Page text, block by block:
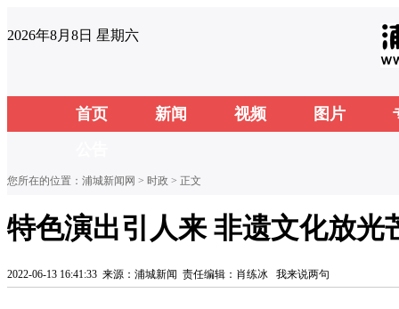
2026年8月8日 星期六
首页 新闻 视频 图片
您所在的位置： 浦城新闻网 > 时政 > 正文
特色演出引人来 非遗文化放光
2022-06-13 16:41:33 来源：浦城新闻 责任编辑：肖练冰 我来说两句